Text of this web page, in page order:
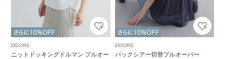
DOORS
ニットドッキングドルマン プルオー
DOORS
バックシアー切替プルオーバー